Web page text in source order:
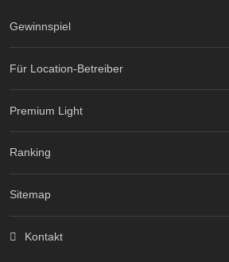
Gewinnspiel
Für Location-Betreiber
Premium Light
Ranking
Sitemap
Kontakt